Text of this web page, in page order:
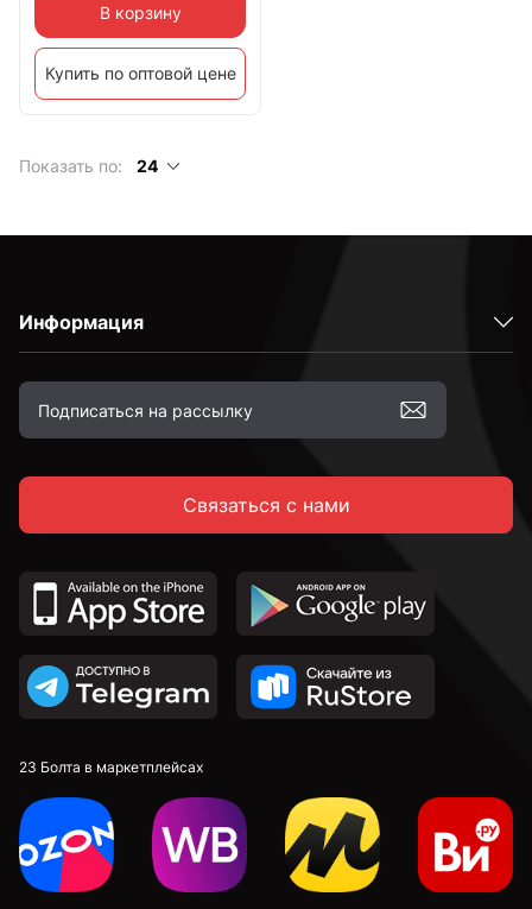
В корзину
Купить по оптовой цене
Показать по: 24
Информация
Связаться с нами
23 Болта в маркетплейсах